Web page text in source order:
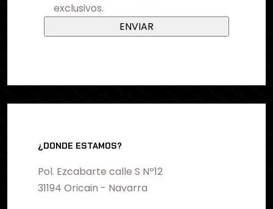
exclusivos.
¿DONDE ESTAMOS?
Pol. Ezcabarte calle S Nº12
31194 Oricain - Navarra